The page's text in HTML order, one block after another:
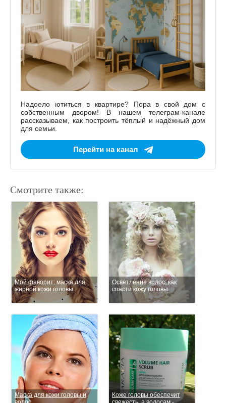
Надоело ютиться в квартире? Пора в свой дом с
собственным двором! В нашем телеграм-канале
рассказываем, как построить тёплый и надёжный дом
для семьи.
Перейти на канал
Смотрите также:
Мой фаворит: маска для
жирной кожи головы
Осветление волос: как
спасти кожу головы
Маска для кожи головы и
Коже головы обеспечит